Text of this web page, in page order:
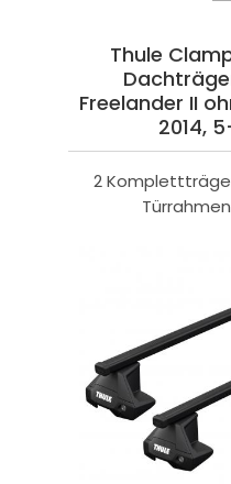
Thule
Freelander II
2014,
2